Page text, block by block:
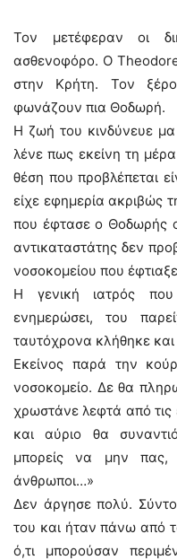
Τον μετέφεραν οι
ασθενοφόρο. Ο
στην Κρήτη. Τον
φωνάζουν πια Θοδωρή.
Η ζωή του κινδύνευε
λένε πως εκείνη τη
θέση που προβλέπεται
είχε εφημερία ακριβώς
που έφτασε ο Θοδωρής ο
αντικαταστάτης δεν
νοσοκομείου που
Η γενική ιατρός
ενημερώσει, του
ταυτόχρονα κλήθηκε και
Εκείνος παρά την
νοσοκομείο. Δε θα
χρωστάνε λεφτά από τις
και αύριο θα
μπορείς να μην πας,
άνθρωποι…»
Δεν άργησε πολύ.
του και ήταν πάνω από
ό,τι μπορούσαν